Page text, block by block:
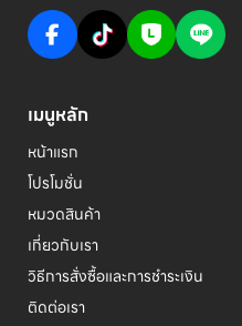
เมนูหลัก
หน้าแรก
โปรโมชั่น
หมวดสินค้า
เกี่ยวกับเรา
วิธีการสั่งซื้อและการชำระเงิน
ติดต่อเรา